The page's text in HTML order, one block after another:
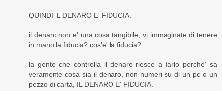
QUINDI IL DENARO E' FIDUCIA.
il denaro non e' una cosa tangibile, vi immaginate di tenere
in mano la fiducia? cos'e' la fiducia?
la gente che controlla il denaro riesce a farlo perche' sa
veramente cosa sia il denaro, non numeri su di un pc o un
pezzo di carta, IL DENARO E' FIDUCIA.